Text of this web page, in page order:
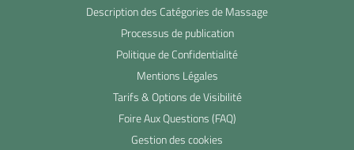
Description des Catégories de Massage
Processus de publication
Politique de Confidentialité
Mentions Légales
Tarifs & Options de Visibilité
Foire Aux Questions (FAQ)
Gestion des cookies